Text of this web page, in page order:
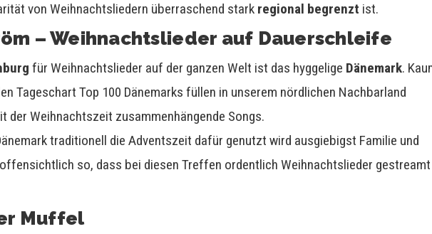
von Weihnachtsliedern überraschend stark regional begrenzt ist.
– Weihnachtslieder auf Dauerschleife
für Weihnachtslieder auf der ganzen Welt ist das hyggelige Dänemark.
Tageschart Top 100 Dänemarks füllen in unserem nördlichen Nachbarland
der Weihnachtszeit zusammenhängende Songs.
traditionell die Adventszeit dafür genutzt wird ausgiebigst Familie und
so, dass bei diesen Treffen ordentlich Weihnachtslieder gestreamt
Muffel